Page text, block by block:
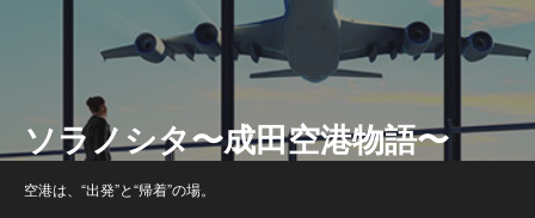
ソラノシタ〜成田空港物語〜
空港は、“出発”と“帰着”の場。